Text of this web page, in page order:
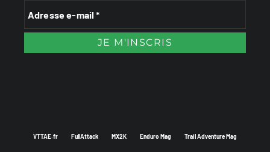
VTTAE.fr FullAttack MX2K Enduro Mag Trail Adventure Mag